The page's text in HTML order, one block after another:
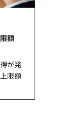
額
が発
限額